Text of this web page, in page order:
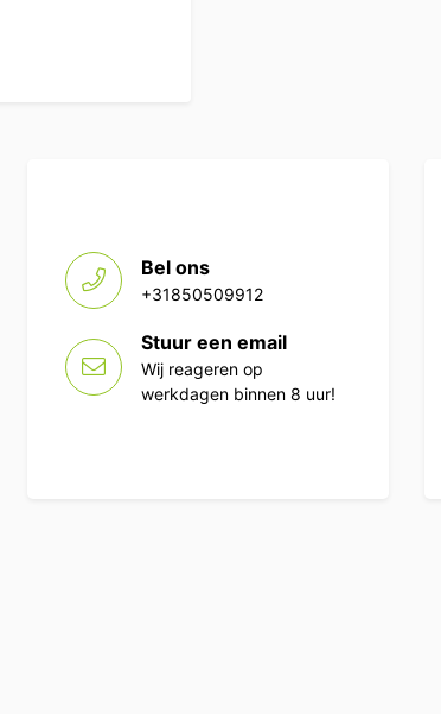
Bel ons
+31850509912
Stuur een email
Wij reageren op
werkdagen binnen 8 uur!